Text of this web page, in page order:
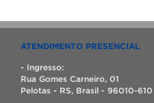
ATENDIMENTO PRESENCIAL
- Ingresso:
Rua Gomes Carneiro, 01
Pelotas - RS, Brasil - 96010-610